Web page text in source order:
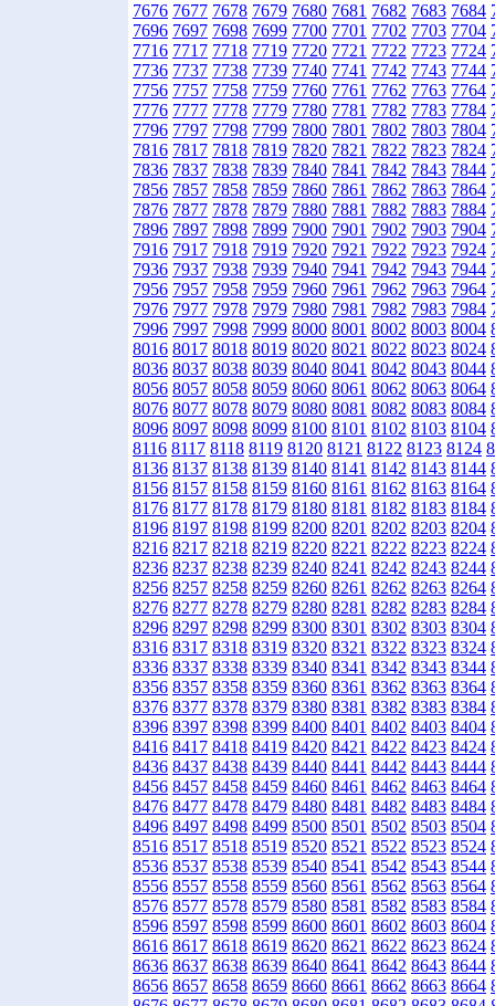
7676 7677 7678 7679 7680 7681 7682 7683 7684
7696 7697 7698 7699 7700 7701 7702 7703 7704
7716 7717 7718 7719 7720 7721 7722 7723 7724
7736 7737 7738 7739 7740 7741 7742 7743 7744
7756 7757 7758 7759 7760 7761 7762 7763 7764
7776 7777 7778 7779 7780 7781 7782 7783 7784
7796 7797 7798 7799 7800 7801 7802 7803 7804
7816 7817 7818 7819 7820 7821 7822 7823 7824
7836 7837 7838 7839 7840 7841 7842 7843 7844
7856 7857 7858 7859 7860 7861 7862 7863 7864
7876 7877 7878 7879 7880 7881 7882 7883 7884
7896 7897 7898 7899 7900 7901 7902 7903 7904
7916 7917 7918 7919 7920 7921 7922 7923 7924
7936 7937 7938 7939 7940 7941 7942 7943 7944
7956 7957 7958 7959 7960 7961 7962 7963 7964
7976 7977 7978 7979 7980 7981 7982 7983 7984
7996 7997 7998 7999 8000 8001 8002 8003 8004
8016 8017 8018 8019 8020 8021 8022 8023 8024
8036 8037 8038 8039 8040 8041 8042 8043 8044
8056 8057 8058 8059 8060 8061 8062 8063 8064
8076 8077 8078 8079 8080 8081 8082 8083 8084
8096 8097 8098 8099 8100 8101 8102 8103 8104
8116 8117 8118 8119 8120 8121 8122 8123 8124
8136 8137 8138 8139 8140 8141 8142 8143 8144
8156 8157 8158 8159 8160 8161 8162 8163 8164
8176 8177 8178 8179 8180 8181 8182 8183 8184
8196 8197 8198 8199 8200 8201 8202 8203 8204
8216 8217 8218 8219 8220 8221 8222 8223 8224
8236 8237 8238 8239 8240 8241 8242 8243 8244
8256 8257 8258 8259 8260 8261 8262 8263 8264
8276 8277 8278 8279 8280 8281 8282 8283 8284
8296 8297 8298 8299 8300 8301 8302 8303 8304
8316 8317 8318 8319 8320 8321 8322 8323 8324
8336 8337 8338 8339 8340 8341 8342 8343 8344
8356 8357 8358 8359 8360 8361 8362 8363 8364
8376 8377 8378 8379 8380 8381 8382 8383 8384
8396 8397 8398 8399 8400 8401 8402 8403 8404
8416 8417 8418 8419 8420 8421 8422 8423 8424
8436 8437 8438 8439 8440 8441 8442 8443 8444
8456 8457 8458 8459 8460 8461 8462 8463 8464
8476 8477 8478 8479 8480 8481 8482 8483 8484
8496 8497 8498 8499 8500 8501 8502 8503 8504
8516 8517 8518 8519 8520 8521 8522 8523 8524
8536 8537 8538 8539 8540 8541 8542 8543 8544
8556 8557 8558 8559 8560 8561 8562 8563 8564
8576 8577 8578 8579 8580 8581 8582 8583 8584
8596 8597 8598 8599 8600 8601 8602 8603 8604
8616 8617 8618 8619 8620 8621 8622 8623 8624
8636 8637 8638 8639 8640 8641 8642 8643 8644
8656 8657 8658 8659 8660 8661 8662 8663 8664